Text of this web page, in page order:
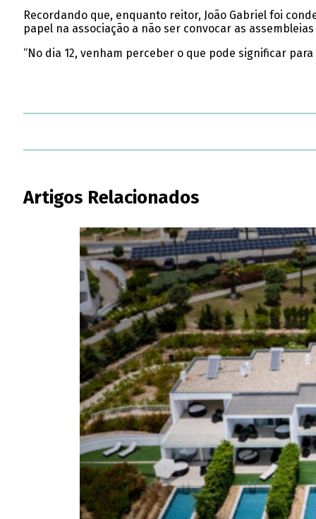
Recordando que, enquanto reitor, João Gabriel foi
papel na associação a não ser convocar as assembleias
“No dia 12, venham perceber o que pode significar
Artigos Relacionados